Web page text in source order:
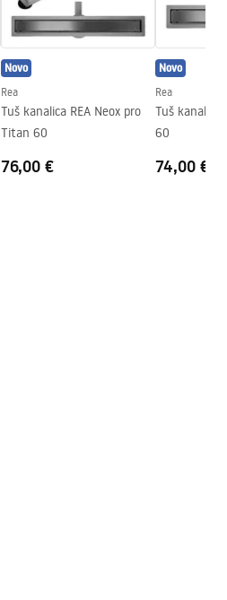
0,45 l/s
Nano Flex
120 mjeseci čelična konstrukcija,
24 mjeseca preostali elementi.
Novo
Rea
Tuš kanalica REA Neox pro
Titan 60
76,00 €
Novo
Rea
Tuš kanalica
60
74,00 €